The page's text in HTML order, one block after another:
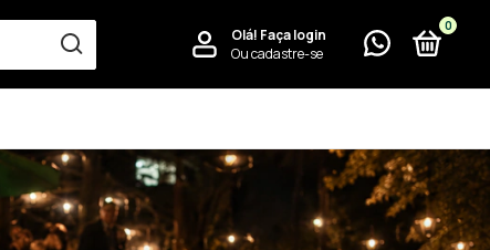
Olá! Faça login
Ou cadastre-se
0